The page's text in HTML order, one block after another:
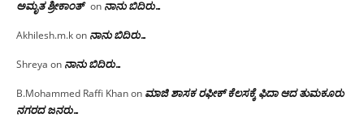
ಅಮೃತ ಶ್ರೀಕಾಂತ್ on ನಾನು ಬಿದಿರು…
Akhilesh.m.kon ನಾನು ಬಿದಿರು…
Shreya on ನಾನು ಬಿದಿರು…
B.Mohammed Raffi Khanon ಮಾಜಿ ಶಾಸಕ ರಫೀಕ್ ಕೆಲಸಕ್ಕೆ ಫಿದಾ ಆದ ತುಮಕೂರು
ನಗರದ ಜನರು…